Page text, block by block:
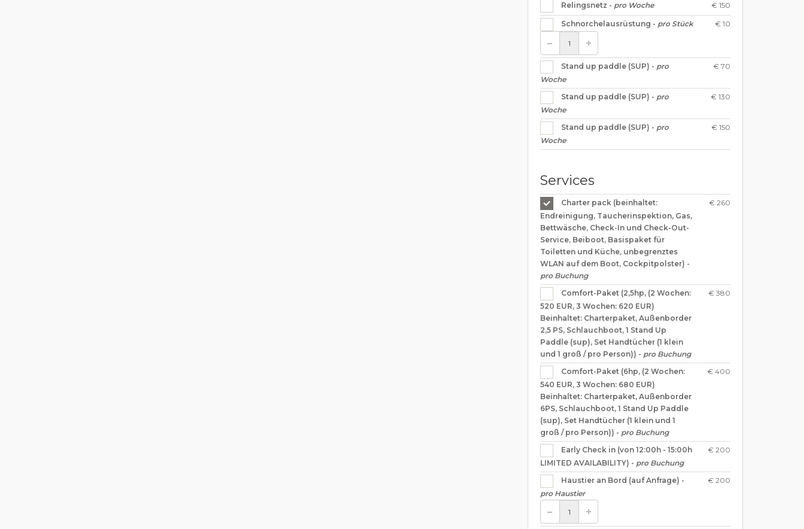
Relingsnetz - pro Woche € 150
Schnorchelausrüstung - pro Stück € 10
Stand up paddle (SUP) - pro
Woche
€ 70
Stand up paddle (SUP) - pro
Woche
€ 130
Stand up paddle (SUP) - pro
Woche
€ 150
Services
Charter pack (beinhaltet:
Endreinigung, Taucherinspektion, Gas,
Bettwäsche, Check-In und Check-Out-
Service, Beiboot, Basispaket für
Toiletten und Küche, unbegrenztes
WLAN auf dem Boot, Cockpitpolster) -
pro Buchung
€ 260
Comfort-Paket (2,5hp, (2 Wochen:
520 EUR, 3 Wochen: 620 EUR)
Beinhaltet: Charterpaket, Außenborder
2,5 PS, Schlauchboot, 1 Stand Up
Paddle (sup), Set Handtücher (1 klein
und 1 groß / pro Person)) - pro Buchung
€ 380
Comfort-Paket (6hp, (2 Wochen:
540 EUR, 3 Wochen: 680 EUR)
Beinhaltet: Charterpaket, Außenborder
6PS, Schlauchboot, 1 Stand Up Paddle
(sup), Set Handtücher (1 klein und 1
groß / pro Person)) - pro Buchung
€ 400
Early Check in (von 12:00h - 15:00h
LIMITED AVAILABILITY) - pro Buchung
€ 200
Haustier an Bord (auf Anfrage) -
pro Haustier
€ 200